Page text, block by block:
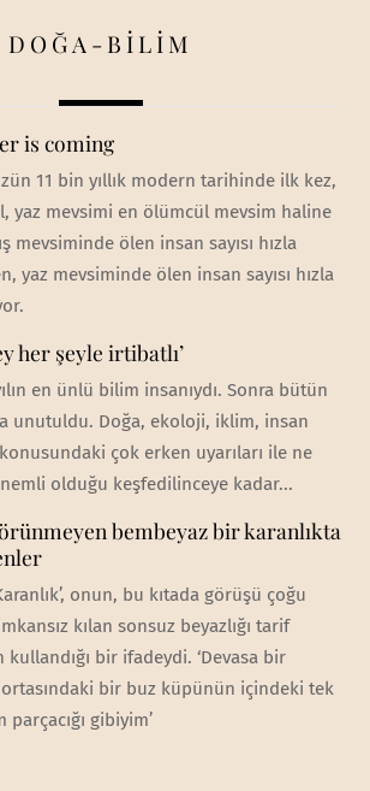
DOĞA-BİLİM
is coming
11 bin yıllık modern tarihinde ilk kez,
yaz mevsimi en ölümcül mevsim haline
mevsiminde ölen insan sayısı hızla
yaz mevsiminde ölen insan sayısı hızla
her şeyle irtibatlı’
en ünlü bilim insanıydı. Sonra bütün
unutuldu. Doğa, ekoloji, iklim, insan
çok erken uyarıları ile ne
olduğu keşfedilinceye kadar...
bembeyaz bir karanlıkta
onun, bu kıtada görüşü çoğu
kılan sonsuz beyazlığı tarif
kullandığı bir ifadeydi. ‘Devasa bir
bir buz küpünün içindeki tek
parçacığı gibiyim’